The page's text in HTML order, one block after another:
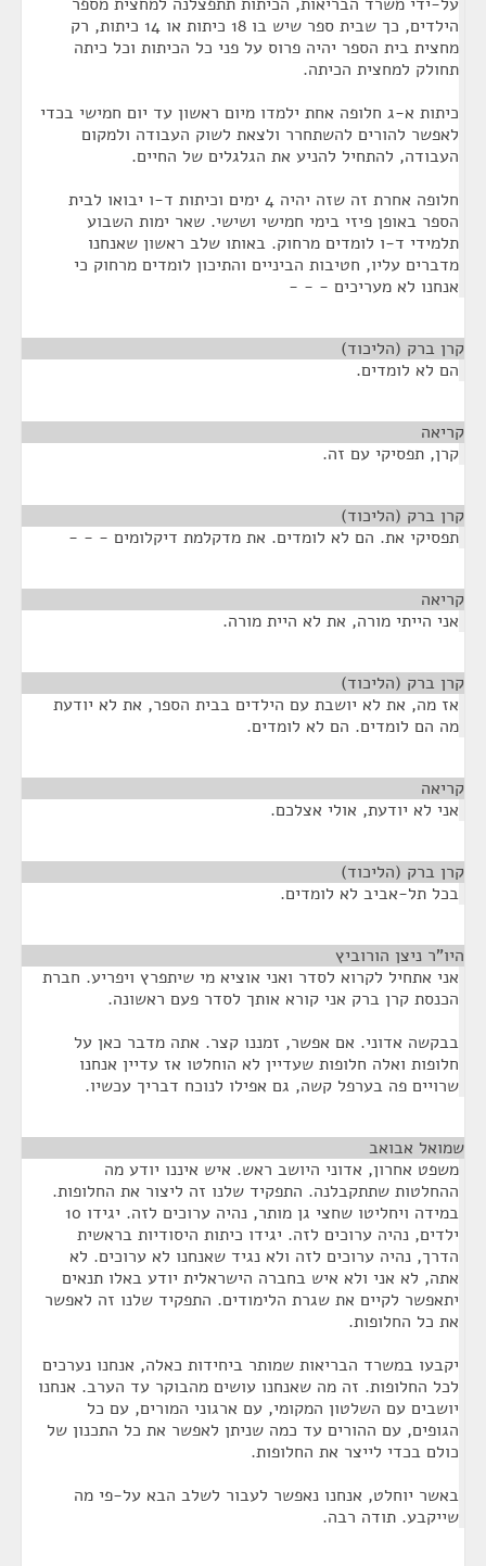
על-ידי משרד הבריאות, הכיתות תתפצלנה למחצית מספר
הילדים, כך שבית ספר שיש בו 18 כיתות או 14 כיתות, רק
מחצית בית הספר יהיה פרוס על פני כל הכיתות וכל כיתה
תחולק למחצית הכיתה.
כיתות א-ג חלופה אחת ילמדו מיום ראשון עד יום חמישי בכדי
לאפשר להורים להשתחרר ולצאת לשוק העבודה ולמקום
העבודה, להתחיל להניע את הגלגלים של החיים.
חלופה אחרת זה שזה יהיה 4 ימים וכיתות ד-ו יבואו לבית
הספר באופן פיזי בימי חמישי ושישי. שאר ימות השבוע
תלמידי ד-ו לומדים מרחוק. באותו שלב ראשון שאנחנו
מדברים עליו, חטיבות הביניים והתיכון לומדים מרחוק כי
אנחנו לא מעריכים - - -
קרן ברק (הליכוד)
הם לא לומדים.
קריאה
קרן, תפסיקי עם זה.
קרן ברק (הליכוד)
תפסיקי את. הם לא לומדים. את מדקלמת דיקלומים - - -
קריאה
אני הייתי מורה, את לא היית מורה.
קרן ברק (הליכוד)
אז מה, את לא יושבת עם הילדים בבית הספר, את לא יודעת
מה הם לומדים. הם לא לומדים.
קריאה
אני לא יודעת, אולי אצלכם.
קרן ברק (הליכוד)
בכל תל-אביב לא לומדים.
היו"ר ניצן הורוביץ
אני אתחיל לקרוא לסדר ואני אוציא מי שיתפרץ ויפריע. חברת
הכנסת קרן ברק אני קורא אותך לסדר פעם ראשונה.
בבקשה אדוני. אם אפשר, זמננו קצר. אתה מדבר כאן על
חלופות ואלה חלופות שעדיין לא הוחלטו אז עדיין אנחנו
שרויים פה בערפל קשה, גם אפילו לנוכח דבריך עכשיו.
שמואל אבואב
משפט אחרון, אדוני היושב ראש. איש איננו יודע מה
ההחלטות שתתקבלנה. התפקיד שלנו זה ליצור את החלופות.
במידה ויחליטו שחצי גן מותר, נהיה ערוכים לזה. יגידו 10
ילדים, נהיה ערוכים לזה. יגידו כיתות היסודיות בראשית
הדרך, נהיה ערוכים לזה ולא נגיד שאנחנו לא ערוכים. לא
אתה, לא אני ולא איש בחברה הישראלית יודע באלו תנאים
יתאפשר לקיים את שגרת הלימודים. התפקיד שלנו זה לאפשר
את כל החלופות.
יקבעו במשרד הבריאות שמותר ביחידות כאלה, אנחנו נערכים
לכל החלופות. זה מה שאנחנו עושים מהבוקר עד הערב. אנחנו
יושבים עם השלטון המקומי, עם ארגוני המורים, עם כל
הגופים, עם ההורים עד כמה שניתן לאפשר את כל התכנון של
כולם בכדי לייצר את החלופות.
באשר יוחלט, אנחנו נאפשר לעבור לשלב הבא על-פי מה
שייקבע. תודה רבה.